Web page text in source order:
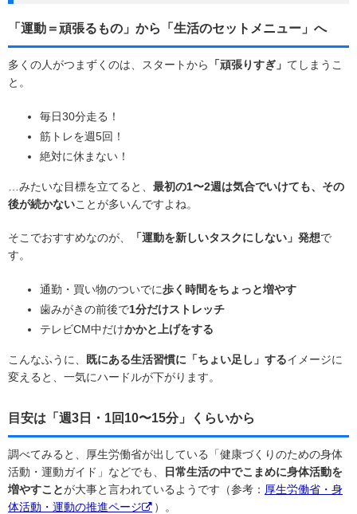
「運動＝頑張るもの」から「生活のセットメニュー」へ
多くの人がつまずくのは、スタートから 「頑張りすぎ」 てしまうこ
と。
毎日30分走る！
筋トレを週5回！
絶対に休まない！
…みたいな目標を立てると、 最初の1〜2週は気合でいけても、その
後が続かないことが多いんですよね。
そこでおすすめなのが、 「運動を新しいタスクにしない」発想で
す。
通勤・買い物のついでに歩く時間をちょっと増やす
歯みがきの前後で1分だけストレッチ
テレビCM中だけかかと上げをする
こんなふうに、 既にある生活習慣に「ちょい足し」するイメージに
変えると、一気にハードルが下がります。
目安は「週3日・1回10〜15分」くらいから
調べてみると、厚生労働省が出している「健康づくりのための身体
活動・運動ガイド」などでも、
日常生活の中でこまめに身体活動を
増やすことが大事と言われているようです（参考： 厚生労働省・身
体活動・運動の推進ページ
）。